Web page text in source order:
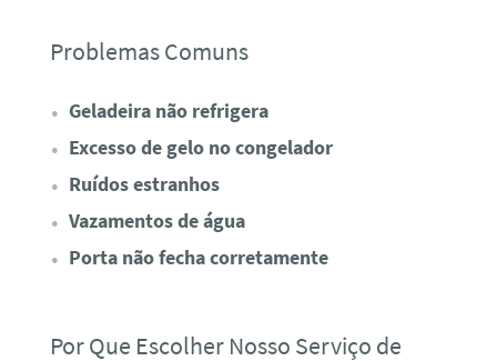
Problemas Comuns
Geladeira não refrigera
Excesso de gelo no congelador
Ruídos estranhos
Vazamentos de água
Porta não fecha corretamente
Por Que Escolher Nosso Serviço de